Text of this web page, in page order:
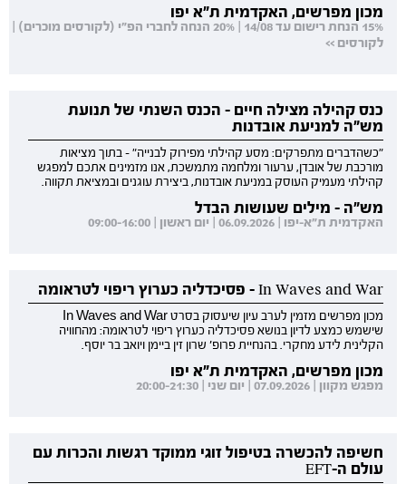
מכון מפרשים, האקדמית ת"א יפו
15% הנחת רישום עד 14/08 | 20% הנחה לחברי הפ"י (לקורסים מוכרים) |
לקורסים >>
כנס קהילה מצילה חיים - הכנס השנתי של תנועת
מש"ה למניעת אובדנות
"כשהדברים מתפרקים: מסע קהילתי מפירוק לבנייה" - בתוך מציאות
מורכבת של אובדן, ערעור ומלחמה מתמשכת, אנו מזמינים אתכם למפגש
קהילתי מעמיק העוסק במניעת אובדנות, ביצירת עוגנים ובמציאת תקווה.
מש"ה - מילים שעושות הבדל
האקדמית ת"א-יפו | 06.09.2026 | יום ראשון | 09:00-16:00
In Waves and War - פסיכדליה כערוץ ריפוי לטראומה
מכון מפרשים מזמין לערב עיון שיעסוק בסרט In Waves and War
שישמש כמצע לדיון בנושא פסיכדליה כערוץ ריפוי לטראומה: מהחוויה
הקלינית לידע מחקרי. בהנחיית פרופ' שרון זין ביימן ויואב בר יוסף.
מכון מפרשים, האקדמית ת"א יפו
מפגש מקוון | 07.09.2026 | יום שני | 20:00-21:30
חשיפה להכשרה בטיפול זוגי ממוקד רגשות והכרות עם
עולם ה-EFT